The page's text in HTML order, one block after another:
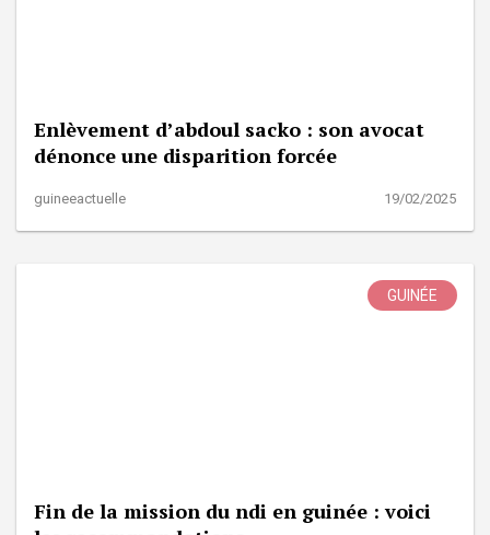
Enlèvement d’abdoul sacko : son avocat
dénonce une disparition forcée
guineeactuelle 19/02/2025
GUINÉE
Fin de la mission du ndi en guinée : voici